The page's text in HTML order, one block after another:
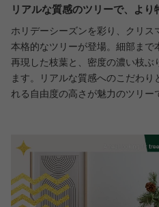
リアルな質感のツリーで、より
ホリデーシーズンを彩り、クリス
本格的なツリーが登場。細部まで
再現した枝葉と、密度の濃い枝ぶ
ます。リアルな質感へのこだわ
れる自由度の高さが魅力のツリー